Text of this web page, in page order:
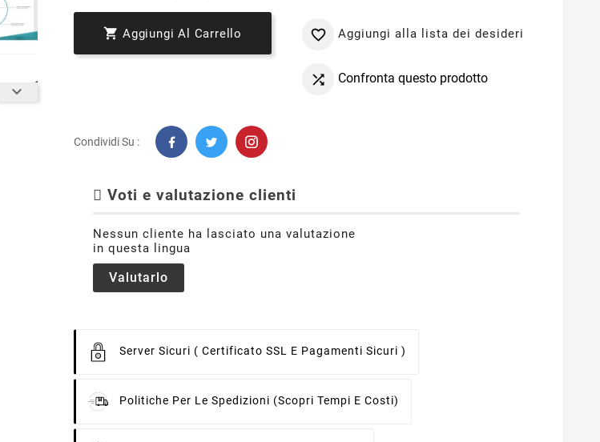

 Aggiungi Al Carrello  Aggiungi alla lista dei desideri
 Confronta questo prodotto
Condividi Su :
Voti e valutazione clienti
Nessun cliente ha lasciato una valutazione
in questa lingua
Valutarlo
Server Sicuri ( Certificato SSL E Pagamenti Sicuri )
Politiche Per Le Spedizioni (scopri Tempi E Costi)